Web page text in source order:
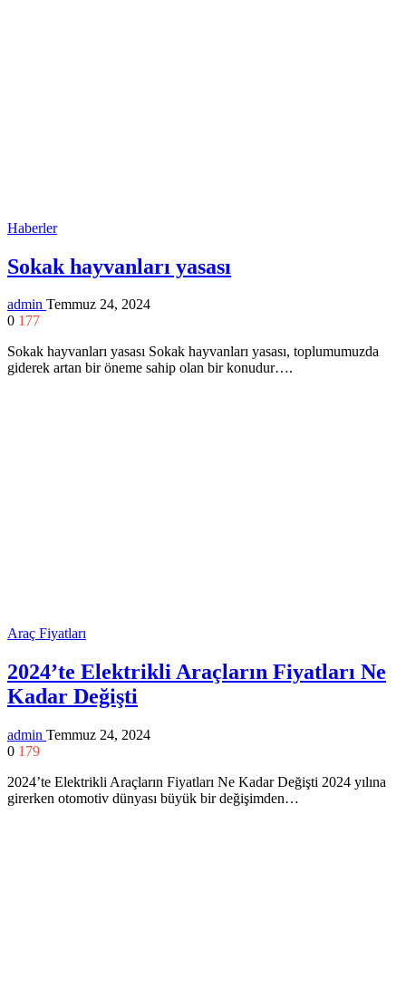
Haberler
Sokak hayvanları yasası
admin Temmuz 24, 2024
0 177
Sokak hayvanları yasası Sokak hayvanları yasası, toplumumuzda
giderek artan bir öneme sahip olan bir konudur….
Araç Fiyatları
2024’te Elektrikli Araçların Fiyatları Ne
Kadar Değişti
admin Temmuz 24, 2024
0 179
2024’te Elektrikli Araçların Fiyatları Ne Kadar Değişti 2024 yılına
girerken otomotiv dünyası büyük bir değişimden…